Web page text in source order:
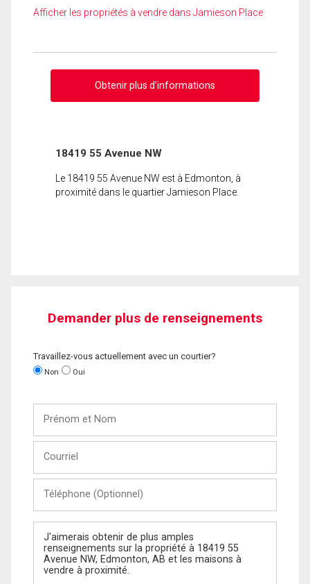
Afficher les propriétés à vendre dans Jamieson Place
Obtenir plus d'informations
18419 55 Avenue NW
Le 18419 55 Avenue NW est à Edmonton, à
proximité dans le quartier Jamieson Place.
Demander plus de renseignements
Travaillez-vous actuellement avec un courtier?
Non Oui
Nom
(Optionnel)
Message